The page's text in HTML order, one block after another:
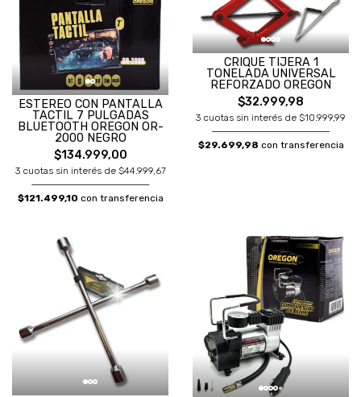
ESTEREO CON PANTALLA
TACTIL 7 PULGADAS
BLUETOOTH OREGON OR-
2000 NEGRO
$134.999,00
3 cuotas sin interés de $44.999,67
$121.499,10 con transferencia
CRIQUE TIJERA 1
TONELADA UNIVERSAL
REFORZADO OREGON
$32.999,98
3 cuotas sin interés de $10.999,99
$29.699,98 con transferencia